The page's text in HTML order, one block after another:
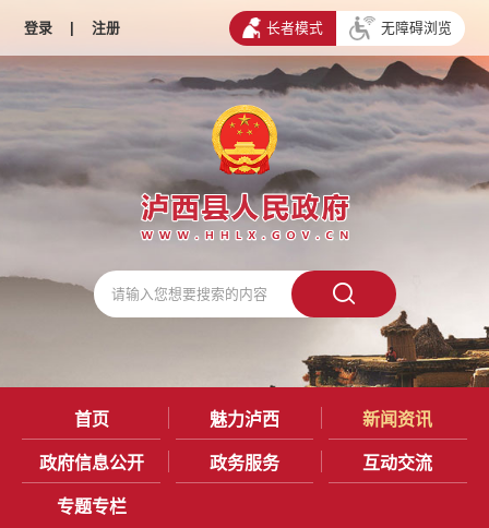
登录 | 注册 长者模式 无障碍浏览
首页 魅力泸西 新闻资讯
政府信息公开 政务服务 互动交流
专题专栏